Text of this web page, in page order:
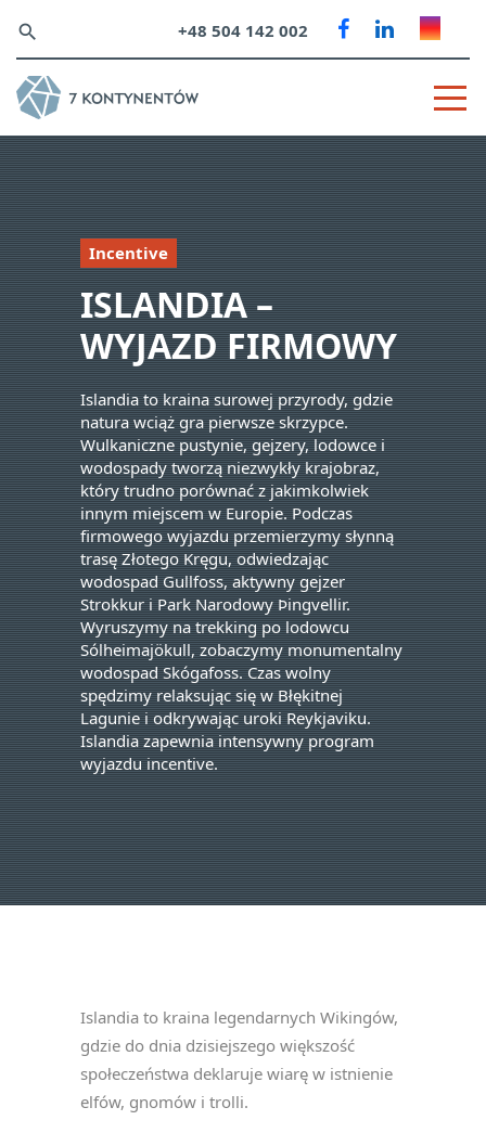
search +48 504 142 002
Incentive
ISLANDIA –
WYJAZD FIRMOWY
Islandia to kraina surowej przyrody, gdzie
natura wciąż gra pierwsze skrzypce.
Wulkaniczne pustynie, gejzery, lodowce i
wodospady tworzą niezwykły krajobraz,
który trudno porównać z jakimkolwiek
innym miejscem w Europie. Podczas
firmowego wyjazdu przemierzymy słynną
trasę Złotego Kręgu, odwiedzając
wodospad Gullfoss, aktywny gejzer
Strokkur i Park Narodowy Þingvellir.
Wyruszymy na trekking po lodowcu
Sólheimajökull, zobaczymy monumentalny
wodospad Skógafoss. Czas wolny
spędzimy relaksując się w Błękitnej
Lagunie i odkrywając uroki Reykjaviku.
Islandia zapewnia intensywny program
wyjazdu incentive.
Islandia to kraina legendarnych Wikingów,
gdzie do dnia dzisiejszego większość
społeczeństwa deklaruje wiarę w istnienie
elfów, gnomów i trolli.